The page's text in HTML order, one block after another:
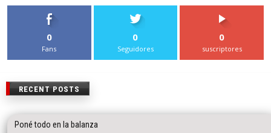
0
Fans
0
Seguidores
0
suscriptores
RECENT POSTS
Poné todo en la balanza